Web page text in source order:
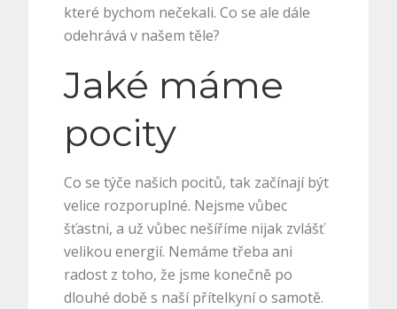
které bychom nečekali. Co se ale dále
odehrává v našem těle?
Jaké máme
pocity
Co se týče našich pocitů, tak začínají být
velice rozporuplné. Nejsme vůbec
šťastni, a už vůbec nešíříme nijak zvlášť
velikou energií. Nemáme třeba ani
radost z toho, že jsme konečně po
dlouhé době s naší přítelkyní o samotě.